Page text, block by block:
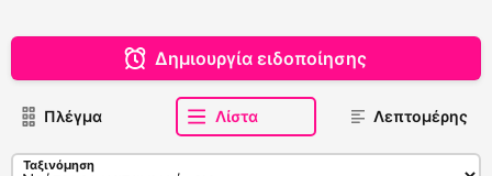
Δημιουργία ειδοποίησης
Πλέγμα Λίστα Λεπτομέρης
Ταξινόμηση